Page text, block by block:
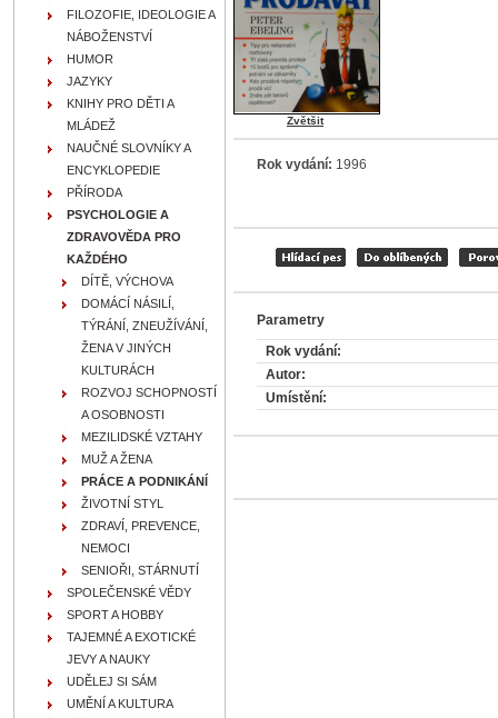
Zvětšit
Rok vydání: 1996
Parametry
Rok vydání:
Autor:
Umístění:
FILOZOFIE, IDEOLOGIE A
NÁBOŽENSTVÍ
HUMOR
JAZYKY
KNIHY PRO DĚTI A
MLÁDEŽ
NAUČNÉ SLOVNÍKY A
ENCYKLOPEDIE
PŘÍRODA
PSYCHOLOGIE A
ZDRAVOVĚDA PRO
KAŽDÉHO
DÍTĚ, VÝCHOVA
DOMÁCÍ NÁSILÍ,
TÝRÁNÍ, ZNEUŽÍVÁNÍ,
ŽENA V JINÝCH
KULTURÁCH
ROZVOJ SCHOPNOSTÍ
A OSOBNOSTI
MEZILIDSKÉ VZTAHY
MUŽ A ŽENA
PRÁCE A PODNIKÁNÍ
ŽIVOTNÍ STYL
ZDRAVÍ, PREVENCE,
NEMOCI
SENIOŘI, STÁRNUTÍ
SPOLEČENSKÉ VĚDY
SPORT A HOBBY
TAJEMNÉ A EXOTICKÉ
JEVY A NAUKY
UDĚLEJ SI SÁM
UMĚNÍ A KULTURA